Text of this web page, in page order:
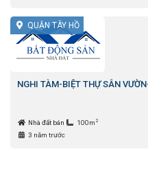
QUẬN TÂY HỒ
NGHI TÀM-BIỆT THỰ SÂN
Nhà đất bán 100m 2
3 năm trước